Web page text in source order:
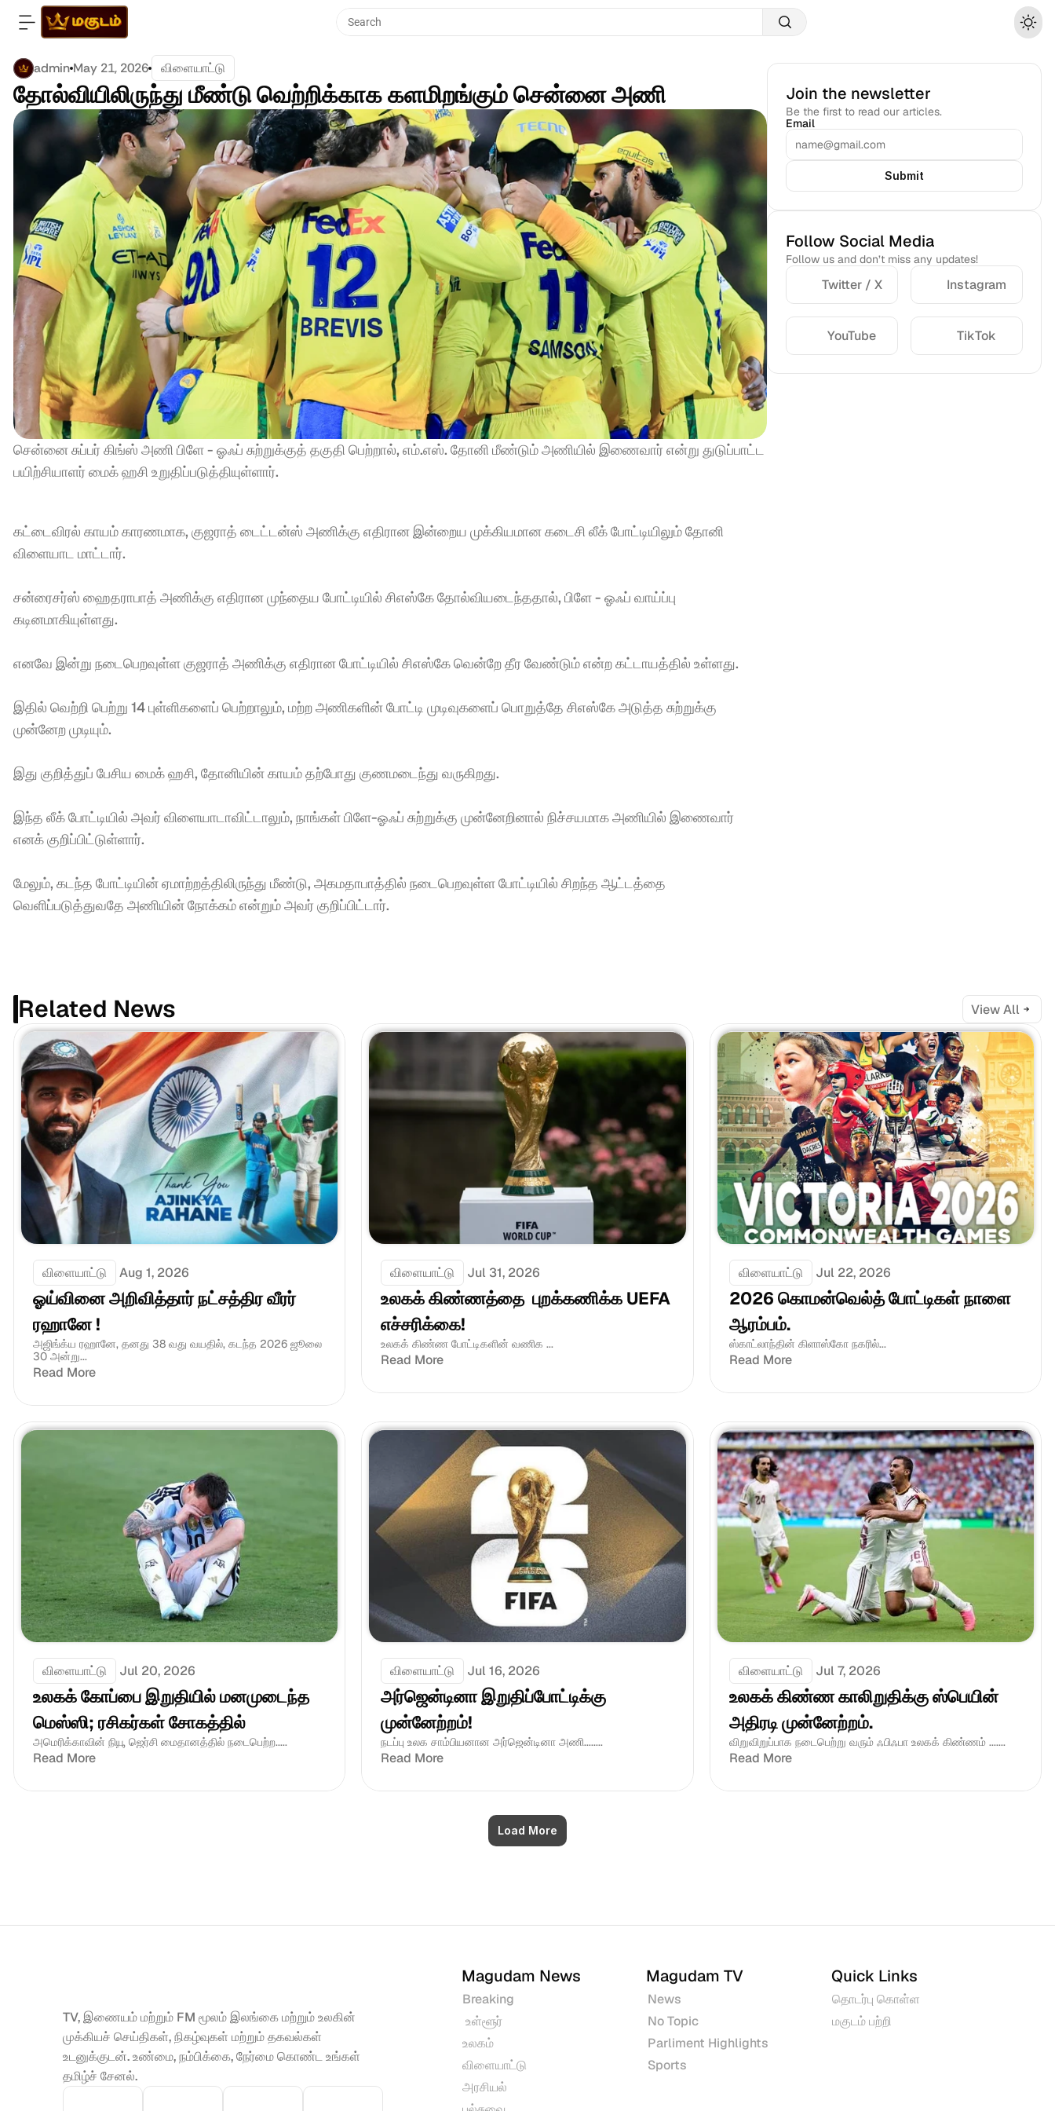
Search
admin May 21, 2026 விளையாட்டு
தோல்வியிலிருந்து மீண்டு வெற்றிக்காக களமிறங்கும் சென்னை அணி
சென்னை சுப்பர் கிங்ஸ் அணி பிளே - ஓஃப் சுற்றுக்குத் தகுதி பெற்றால், எம்.எஸ். தோனி மீண்டும் அணியில் இணைவார் என்று துடுப்பாட்ட
பயிற்சியாளர் மைக் ஹசி உறுதிப்படுத்தியுள்ளார்.
கட்டைவிரல் காயம் காரணமாக, குஜராத் டைட்டன்ஸ் அணிக்கு எதிரான இன்றைய முக்கியமான கடைசி லீக் போட்டியிலும் தோனி
விளையாட மாட்டார்.
சன்ரைசர்ஸ் ஹைதராபாத் அணிக்கு எதிரான முந்தைய போட்டியில் சிஎஸ்கே தோல்வியடைந்ததால், பிளே - ஓஃப் வாய்ப்பு
கடினமாகியுள்ளது.
எனவே இன்று நடைபெறவுள்ள குஜராத் அணிக்கு எதிரான போட்டியில் சிஎஸ்கே வென்றே தீர வேண்டும் என்ற கட்டாயத்தில் உள்ளது.
இதில் வெற்றி பெற்று 14 புள்ளிகளைப் பெற்றாலும், மற்ற அணிகளின் போட்டி முடிவுகளைப் பொறுத்தே சிஎஸ்கே அடுத்த சுற்றுக்கு
முன்னேற முடியும்.
இது குறித்துப் பேசிய மைக் ஹசி, தோனியின் காயம் தற்போது குணமடைந்து வருகிறது.
இந்த லீக் போட்டியில் அவர் விளையாடாவிட்டாலும், நாங்கள் பிளே-ஓஃப் சுற்றுக்கு முன்னேறினால் நிச்சயமாக அணியில் இணைவார்
எனக் குறிப்பிட்டுள்ளார்.
மேலும், கடந்த போட்டியின் ஏமாற்றத்திலிருந்து மீண்டு, அகமதாபாத்தில் நடைபெறவுள்ள போட்டியில் சிறந்த ஆட்டத்தை
வெளிப்படுத்துவதே அணியின் நோக்கம் என்றும் அவர் குறிப்பிட்டார்.
Join the newsletter
Be the first to read our articles.
Email
Submit
Follow Social Media
Follow us and don’t miss any updates!
Twitter / X Instagram
YouTube TikTok
Related News View All
விளையாட்டு Aug 1, 2026
ஓய்வினை அறிவித்தார் நட்சத்திர வீரர்
ரஹானே !
அஜிங்க்ய ரஹானே, தனது 38 வது வயதில், கடந்த 2026 ஜூலை
30 அன்று...
Read More
விளையாட்டு Jul 31, 2026
உலகக் கிண்ணத்தை  புறக்கணிக்க UEFA
எச்சரிக்கை!
உலகக் கிண்ண போட்டிகளின் வணிக ...
Read More
விளையாட்டு Jul 22, 2026
2026 கொமன்வெல்த் போட்டிகள் நாளை
ஆரம்பம்.
ஸ்காட்லாந்தின் கிளாஸ்கோ நகரில்...
Read More
விளையாட்டு Jul 20, 2026
உலகக் கோப்பை இறுதியில் மனமுடைந்த
மெஸ்ஸி; ரசிகர்கள் சோகத்தில்
அமெரிக்காவின் நியூ ஜெர்சி மைதானத்தில் நடைபெற்ற.....
Read More
விளையாட்டு Jul 16, 2026
அர்ஜென்டினா இறுதிப்போட்டிக்கு
முன்னேற்றம்!
நடப்பு உலக சாம்பியனான அர்ஜென்டினா அணி........
Read More
விளையாட்டு Jul 7, 2026
உலகக் கிண்ண காலிறுதிக்கு ஸ்பெயின்
அதிரடி முன்னேற்றம்.
விறுவிறுப்பாக நடைபெற்று வரும் ஃபிஃபா உலகக் கிண்ணம் .......
Read More
Load More
TV, இணையம் மற்றும் FM மூலம் இலங்கை மற்றும் உலகின்
முக்கியச் செய்திகள், நிகழ்வுகள் மற்றும் தகவல்கள்
உடனுக்குடன். உண்மை, நம்பிக்கை, நேர்மை கொண்ட உங்கள்
தமிழ்ச் சேனல்.
Magudam News
Breaking
உள்ளூர்
உலகம்
விளையாட்டு
அரசியல்
Magudam TV
News
No Topic
Parliment Highlights
Sports
Quick Links
தொடர்பு கொள்ள
மகுடம் பற்றி